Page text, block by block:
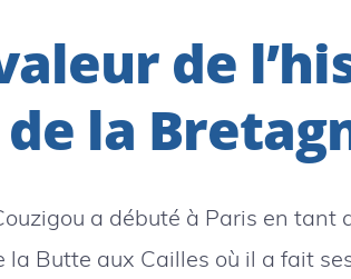
de
la
a débuté à Paris en
la Butte aux Cailles où il a fait